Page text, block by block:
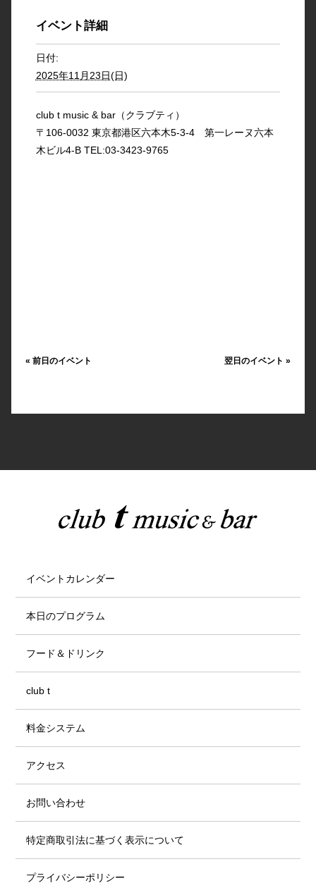
イベント詳細
日付:
2025年11月23日(日)
club t music & bar（クラブティ）
〒106-0032 東京都港区六本木5-3-4 第一レーヌ六本
木ビル4-B TEL:03-3423-9765
« 前日のイベント 翌日のイベント»
イベントカレンダー
本日のプログラム
フード＆ドリンク
club t
料金システム
アクセス
お問い合わせ
特定商取引法に基づく表示について
プライバシーポリシー